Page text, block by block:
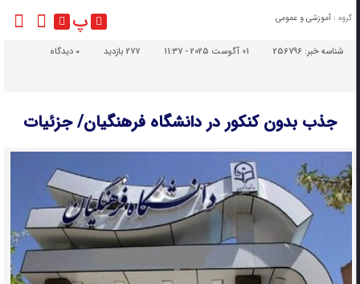
گروه : آموزشی و عمومی پ
شناسه خبر:256796 01 آگوست 2025 - 11:37 277 بازدید دیدگاه
جذب بدون کنکور در دانشگاه فرهنگیان/ جزئیات